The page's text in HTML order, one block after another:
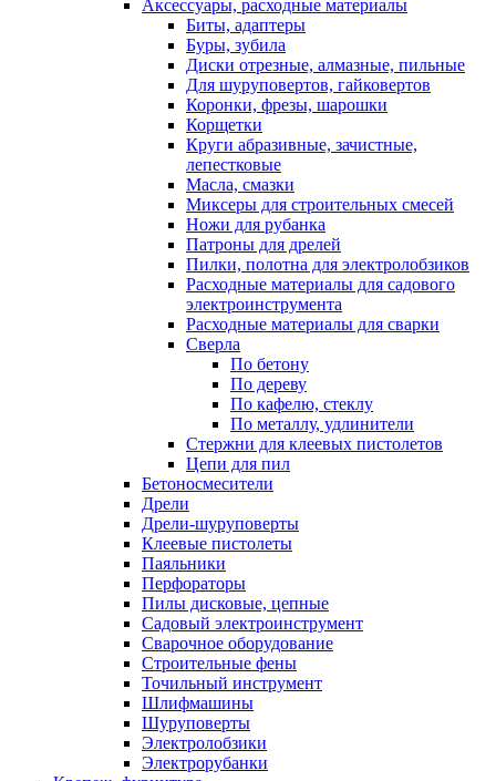
Аксессуары, расходные материалы
Биты, адаптеры
Буры, зубила
Диски отрезные, алмазные, пильные
Для шуруповертов, гайковертов
Коронки, фрезы, шарошки
Корщетки
Круги абразивные, зачистные,
лепестковые
Масла, смазки
Миксеры для строительных смесей
Ножи для рубанка
Патроны для дрелей
Пилки, полотна для электролобзиков
Расходные материалы для садового
электроинструмента
Расходные материалы для сварки
Сверла
По бетону
По дереву
По кафелю, стеклу
По металлу, удлинители
Стержни для клеевых пистолетов
Цепи для пил
Бетоносмесители
Дрели
Дрели-шуруповерты
Клеевые пистолеты
Паяльники
Перфораторы
Пилы дисковые, цепные
Садовый электроинструмент
Сварочное оборудование
Строительные фены
Точильный инструмент
Шлифмашины
Шуруповерты
Электролобзики
Электрорубанки